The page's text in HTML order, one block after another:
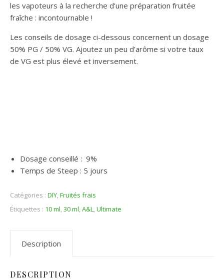
les vapoteurs à la recherche d’une préparation fruitée
fraîche : incontournable !
Les conseils de dosage ci-dessous concernent un dosage
50% PG / 50% VG. Ajoutez un peu d’arôme si votre taux
de VG est plus élevé et inversement.
Dosage conseillé : 9%
Temps de Steep : 5 jours
Catégories : DIY,Fruités frais
Étiquettes : 10 ml,30 ml,A&L,Ultimate
Description
DESCRIPTION